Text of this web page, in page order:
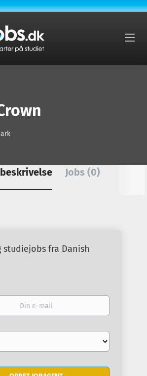
Jobs (0)
studiejobs fra Danish